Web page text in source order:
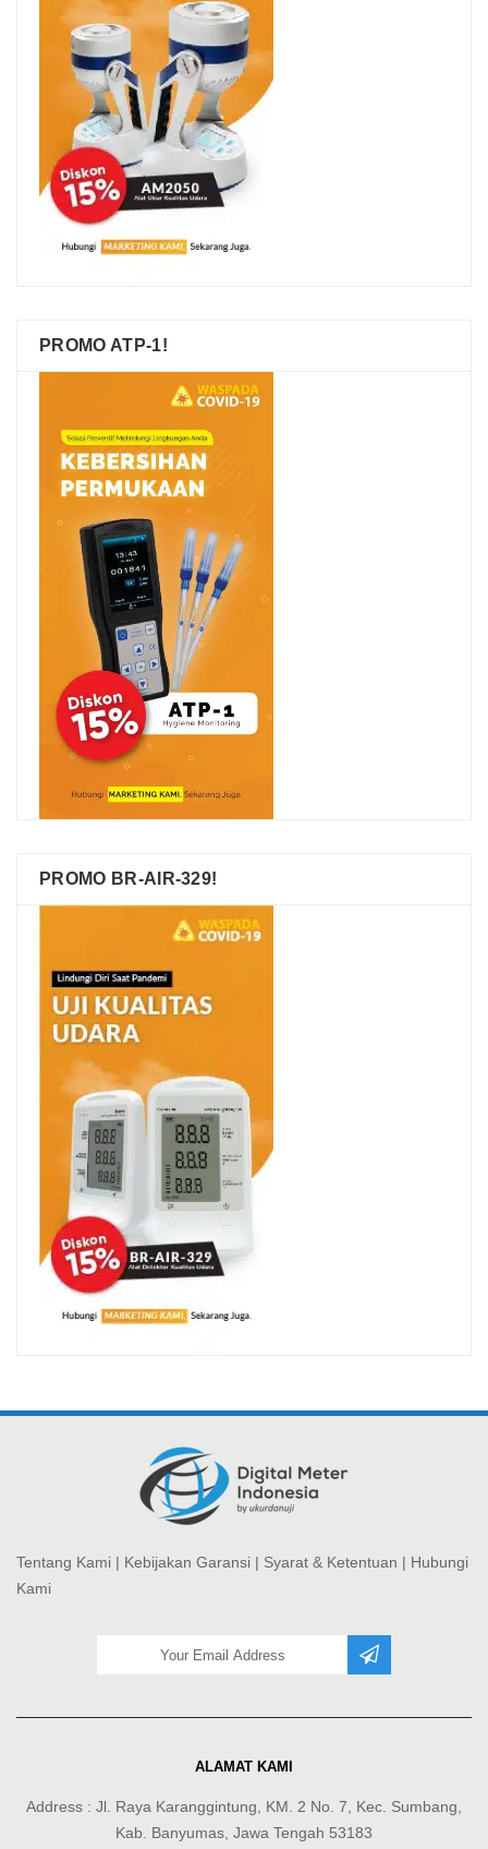
PROMO ATP-1!
PROMO BR-AIR-329!
Tentang Kami | Kebijakan Garansi | Syarat & Ketentuan | Hubungi
Kami
ALAMAT KAMI
Address : Jl. Raya Karanggintung, KM. 2 No. 7, Kec. Sumbang,
Kab. Banyumas, Jawa Tengah 53183